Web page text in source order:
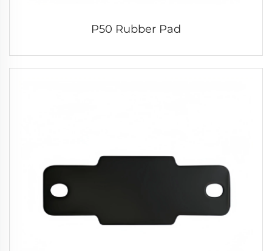
P50 Rubber Pad